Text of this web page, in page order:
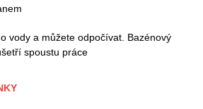
vody a můžete odpočívat. Bazénový
spoustu práce